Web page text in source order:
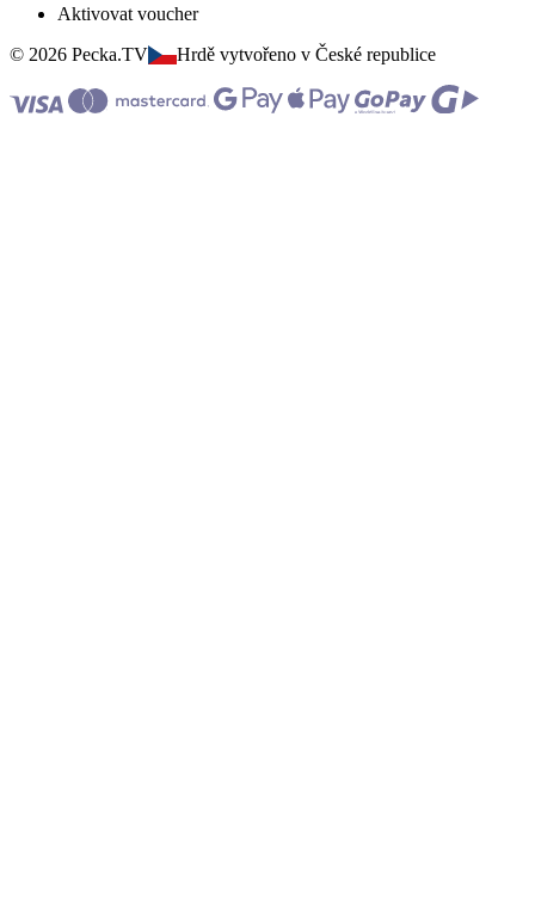
Aktivovat voucher
© 2026 Pecka.TV
Hrdě vytvořeno v České republice